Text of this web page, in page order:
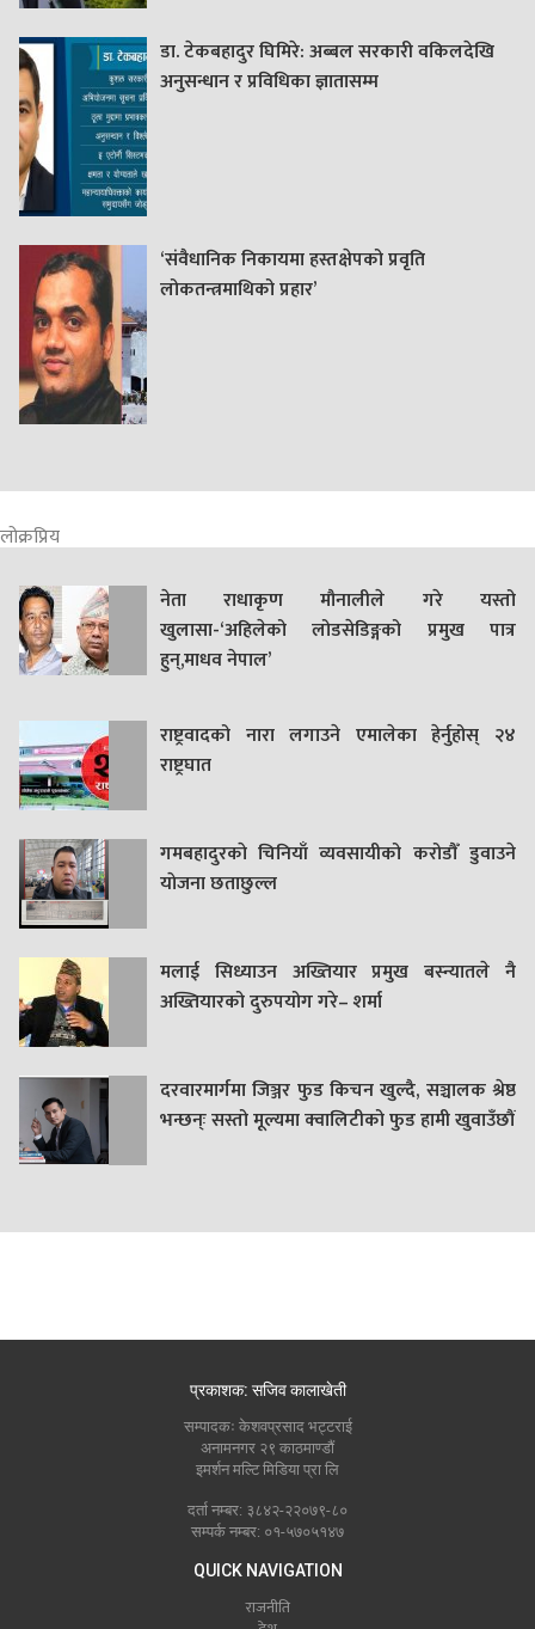
डा. टेकबहादुर घिमिरे: अब्बल सरकारी वकिलदेखि
अनुसन्धान र प्रविधिका ज्ञातासम्म
‘संवैधानिक निकायमा हस्तक्षेपको प्रवृति
लोकतन्त्रमाथिको प्रहार’
लोक्रप्रिय
नेता राधाकृण मौनालीले गरे यस्तो
खुलासा-‘अहिलेको लोडसेडिङ्गको प्रमुख पात्र
हुन्,माधव नेपाल’
राष्ट्रवादको नारा लगाउने एमालेका हेर्नुहोस् २४
राष्ट्रघात
गमबहादुरकाे चिनियाँ व्यवसायीको करोडौँ डुवाउने
याेजना छताछुल्ल
मलाई सिध्याउन अख्तियार प्रमुख बस्न्यातले नै
अख्तियारको दुरुपयोग गरे– शर्मा
दरवारमार्गमा जिञ्जर फुड किचन खुल्दै, सञ्चालक श्रेष्ठ
भन्छन्ः सस्तो मूल्यमा क्वालिटीको फुड हामी खुवाउँछौं
प्रकाशक: सजिव कालाखेती
सम्पादकः केशवप्रसाद भट्टराई
अनामनगर २९ काठमाण्डौं
इमर्शन मल्टि मिडिया प्रा लि
दर्ता नम्बर: ३८४२-२२०७९-८०
सम्पर्क नम्बर: ०१-५७०५१४७
QUICK NAVIGATION
राजनीति